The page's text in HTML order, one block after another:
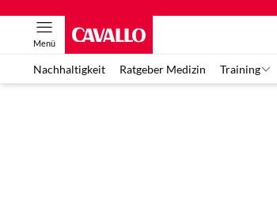
Menü
Nachhaltigkeit Ratgeber Medizin Training